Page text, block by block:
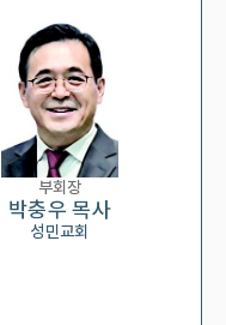
부회장
박충우 목사
성민교회